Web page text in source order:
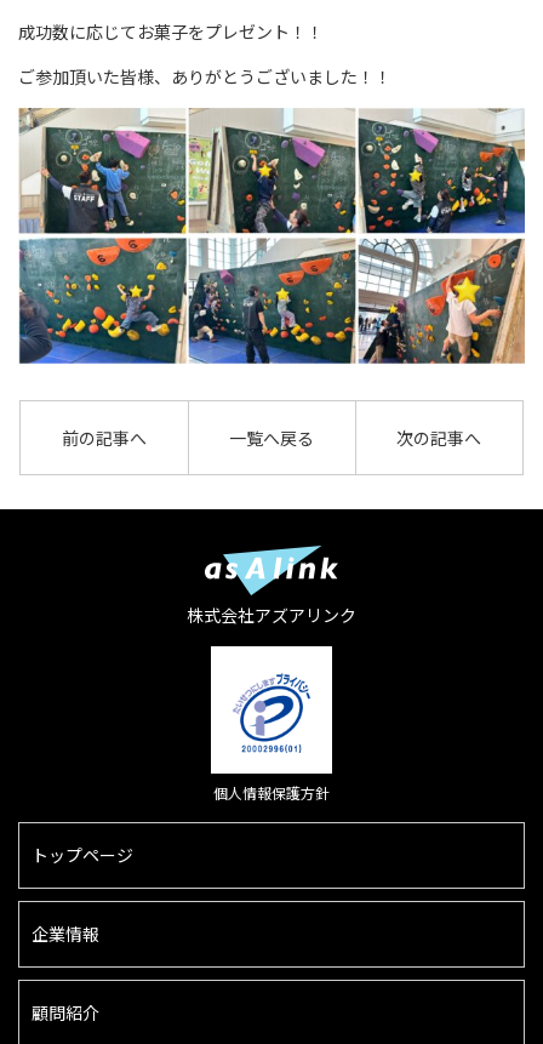
成功数に応じてお菓子をプレゼント！！
ご参加頂いた皆様、ありがとうございました！！
前の記事へ 一覧へ戻る 次の記事へ
株式会社アズアリンク
個人情報保護方針
トップページ
企業情報
顧問紹介